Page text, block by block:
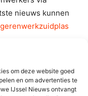
om deze website goed
en om advertenties te
IJssel Nieuws ontvangt
nieuws kunnen